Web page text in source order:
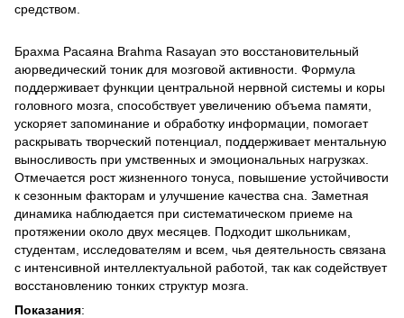
средством.
Брахма Расаяна Brahma Rasayan это восстановительный
аюрведический тоник для мозговой активности. Формула
поддерживает функции центральной нервной системы и коры
головного мозга, способствует увеличению объема памяти,
ускоряет запоминание и обработку информации, помогает
раскрывать творческий потенциал, поддерживает ментальную
выносливость при умственных и эмоциональных нагрузках.
Отмечается рост жизненного тонуса, повышение устойчивости
к сезонным факторам и улучшение качества сна. Заметная
динамика наблюдается при систематическом приеме на
протяжении около двух месяцев. Подходит школьникам,
студентам, исследователям и всем, чья деятельность связана
с интенсивной интеллектуальной работой, так как содействует
восстановлению тонких структур мозга.
Показания: